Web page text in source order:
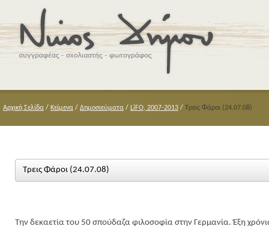
Αρχική Σελίδα / Κείμενα / Δημοσιεύματα / LiFO, 2007-2013 / Τρεις Φάροι (24.07.08)
Τρεις Φάροι (24.07.08)
Την δεκαετία του 50 σπούδαζα φιλοσοφία στην Γερμανία. Έξη